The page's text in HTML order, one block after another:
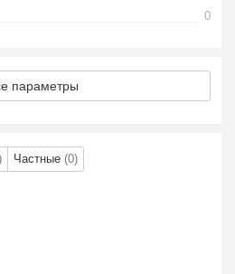
0
параметры
Частные (0)